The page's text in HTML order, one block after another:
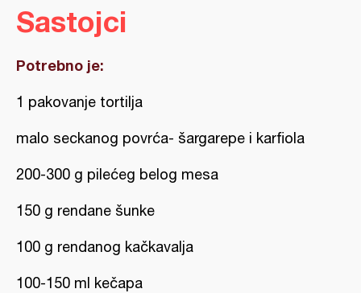
Sastojci
Potrebno je:
1 pakovanje tortilja
malo seckanog povrća- šargarepe i karfiola
200-300 g pilećeg belog mesa
150 g rendane šunke
100 g rendanog kačkavalja
100-150 ml kečapa